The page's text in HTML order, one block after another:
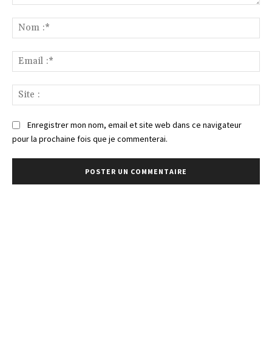
:*
:*
:
Enregistrer mon nom, email et site web dans ce navigateur
pour la prochaine fois que je commenterai.